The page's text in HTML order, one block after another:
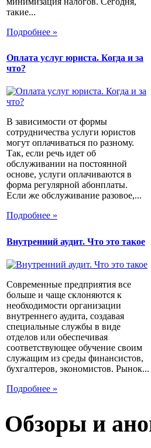
такие...
Подробнее »
Оплата услуг юриста. Когда и за
что?
В зависимости от формы
сотрудничества услуги юристов
могут оплачиваться по разному.
Так, если речь идет об
обслуживании на постоянной
основе, услуги оплачиваются в
форма регулярной абонплаты.
Если же обслуживание разовое,...
Подробнее »
Внутренний аудит. Что это такое
Современные предприятия все
больше и чаще склоняются к
необходимости организации
внутреннего аудита, создавая
специальные службы в виде
отделов или обеспечивая
соответствующее обучение своим
служащим из среды финансистов,
бухгалтеров, экономистов. Рынок...
Подробнее »
Обзоры и